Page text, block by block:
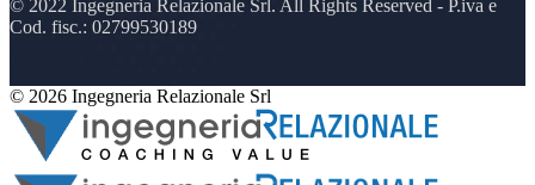
© 2022 Ingegneria Relazionale Srl. All Rights Reserved - P.iva e
Cod. fisc.: 02799530189
© 2026 Ingegneria Relazionale Srl